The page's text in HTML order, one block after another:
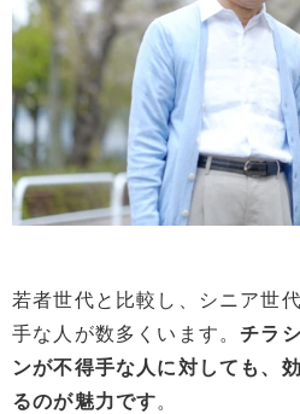
若者世代と比較し、シニア世
手な人が数多くいます。チラ
ンが不得手な人に対しても、
るのが魅力です。